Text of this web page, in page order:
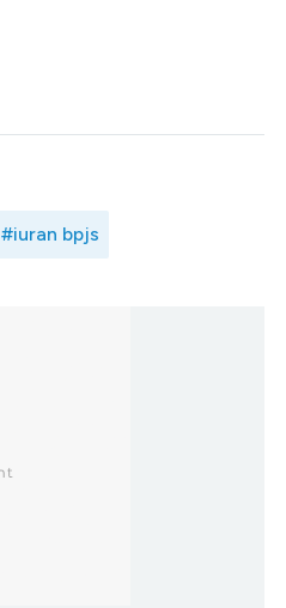
#iuran bpjs